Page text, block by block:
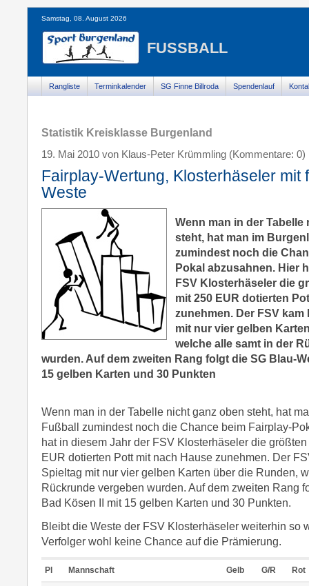
Samstag, 08. August 2026
FUSSBALL
Rangliste Terminkalender SG Finne Billroda Spendenlauf
Statistik Kreisklasse Burgenland
19. Mai 2010 von Klaus-Peter Krümmling (Kommentare: 0)
Fairplay-Wertung, Klosterhäseler mit
Weste
Wenn man in der Tabelle
steht, hat man im
zumindest noch die
Pokal abzusahnen. Hier
FSV Klosterhäseler die
mit 250 EUR dotierten
zunehmen. Der FSV kam
mit nur vier gelben
welche alle samt in der
wurden. Auf dem zweiten Rang folgt die SG Blau-
15 gelben Karten und 30 Punkten
Wenn man in der Tabelle nicht ganz oben steht, hat
Fußball zumindest noch die Chance beim Fairplay-
hat in diesem Jahr der FSV Klosterhäseler die
EUR dotierten Pott mit nach Hause zunehmen. Der
Spieltag mit nur vier gelben Karten über die Runden,
Rückrunde vergeben wurden. Auf dem zweiten Rang
Bad Kösen II mit 15 gelben Karten und 30 Punkten.
Bleibt die Weste der FSV Klosterhäseler weiterhin so
Verfolger wohl keine Chance auf die Prämierung.
Pl Mannschaft Gelb G/R Rot